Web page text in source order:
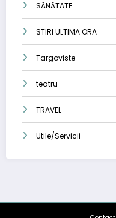
SĂNĂTATE
STIRI ULTIMA ORA
Targoviste
teatru
TRAVEL
Utile/Servicii